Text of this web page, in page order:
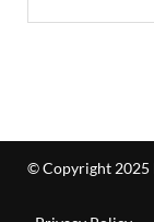
© Copyright 2025